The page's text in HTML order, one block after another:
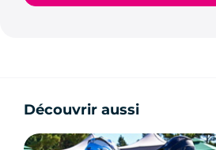
Découvrir aussi